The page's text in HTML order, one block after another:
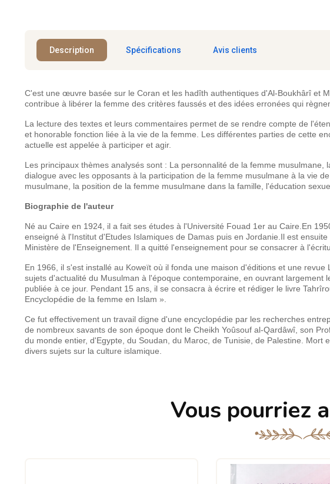
Description Spécifications Avis clients
C'est une œuvre basée sur le Coran et les hadîth authentiques d'Al-Boukhârî et
contribue à libérer la femme des critères faussés et des idées erronées qui
La lecture des textes et leurs commentaires permet de se rendre compte de
et honorable fonction liée à la vie de la femme. Les différentes parties de cette
actuelle est appelée à participer et agir.
Les principaux thèmes analysés sont : La personnalité de la femme
dialogue avec les opposants à la participation de la femme musulmane à la vie
musulmane, la position de la femme musulmane dans la famille, l'éducation
Biographie de l'auteur
Né au Caire en 1924, il a fait ses études à l'Université Fouad 1er au Caire.En
enseigné à l'Institut d'Etudes Islamiques de Damas puis en Jordanie.Il est
Ministère de l'Enseignement. Il a quitté l'enseignement pour se consacrer à
En 1966, il s'est installé au Koweït où il fonda une maison d'éditions et une
sujets d'actualité du Musulman à l'époque contemporaine, en ouvrant
publiée à ce jour. Pendant 15 ans, il se consacra à écrire et rédiger le livre
Encyclopédie de la femme en Islam ».
Ce fut effectivement un travail digne d'une encyclopédie par les recherches
de nombreux savants de son époque dont le Cheikh Yoûsouf al-Qardâwî, son
du monde entier, d'Egypte, du Soudan, du Maroc, de Tunisie, de Palestine.
divers sujets sur la culture islamique.
Vous pourriez